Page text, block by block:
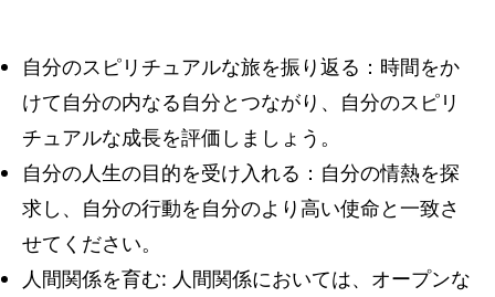
自分のスピリチュアルな旅を振り返る：時間をか
けて自分の内なる自分とつながり、自分のスピリ
チュアルな成長を評価しましょう。
自分の人生の目的を受け入れる：自分の情熱を探
求し、自分の行動を自分のより高い使命と一致さ
せてください。
人間関係を育む: 人間関係においては、オープンな